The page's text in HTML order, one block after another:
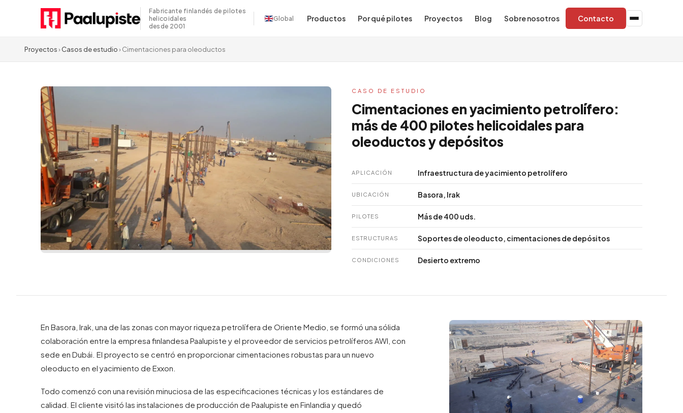
Fabricante finlandés de pilotes
helicoidales
desde 2001
Global Productos Por qué pilotes Proyectos Blog Sobre nosotros Contacto
Proyectos›Casos de estudio› Cimentaciones para oleoductos
CASO DE ESTUDIO
Cimentaciones en yacimiento petrolífero:
más de 400 pilotes helicoidales para
oleoductos y depósitos
APLICACIÓN Infraestructura de yacimiento petrolífero
UBICACIÓN Basora, Irak
PILOTES Más de 400 uds.
ESTRUCTURAS Soportes de oleoducto, cimentaciones de depósitos
CONDICIONES Desierto extremo
En Basora, Irak, una de las zonas con mayor riqueza petrolífera de Oriente Medio, se formó una sólida
colaboración entre la empresa finlandesa Paalupiste y el proveedor de servicios petrolíferos AWI, con
sede en Dubái. El proyecto se centró en proporcionar cimentaciones robustas para un nuevo
oleoducto en el yacimiento de Exxon.
Todo comenzó con una revisión minuciosa de las especificaciones técnicas y los estándares de
calidad. El cliente visitó las instalaciones de producción de Paalupiste en Finlandia y quedó